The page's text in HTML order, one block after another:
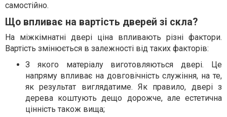
самостійно.
Що впливає на вартість дверей зі скла?
На міжкімнатні двері ціна впливають різні фактори.
Вартість змінюється в залежності від таких факторів:
З якого матеріалу виготовляються двері. Це
напряму впливає на довговічність служіння, на те,
як результат виглядатиме. Як правило, двері з
дерева коштують дещо дорожче, але естетична
цінність також вища;